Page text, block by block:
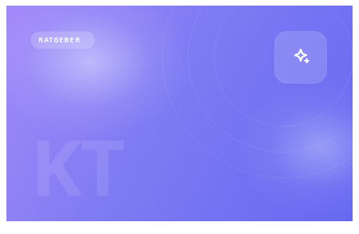
KT
RATGEBER